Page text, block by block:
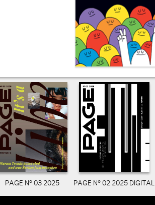
PAGE N° 03 2025 PAGE N° 02 2025 DIGITAL